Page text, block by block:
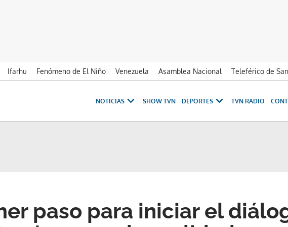
Ifarhu Fenómeno de El Niño Venezuela Asamblea Nacional Teleférico de
NOTICIAS SHOW TVN DEPORTES TVN RADIO
paso para iniciar el